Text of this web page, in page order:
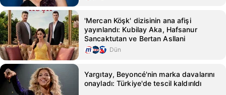
'Mercan Köşk' dizisinin ana afişi
yayınlandı: Kubilay Aka, Hafsanur
Sancaktutan ve Bertan Asllani
Dün
Yargıtay, Beyoncé'nin marka davalarını
onayladı: Türkiye'de tescil kaldırıldı